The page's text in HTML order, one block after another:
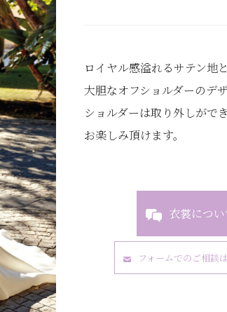
ロイヤル感溢れるサテン地
大胆なオフショルダーのデ
ショルダーは取り外しがで
お楽しみ頂けます。
衣裳につ
フォームでのご相談